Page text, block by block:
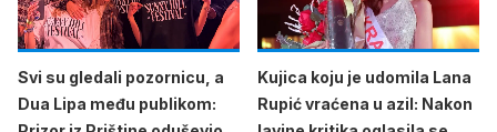
Svi su gledali pozornicu, a
Dua Lipa među publikom:
Kujica koju je udomila Lana
Rupić vraćena u azil: Nakon